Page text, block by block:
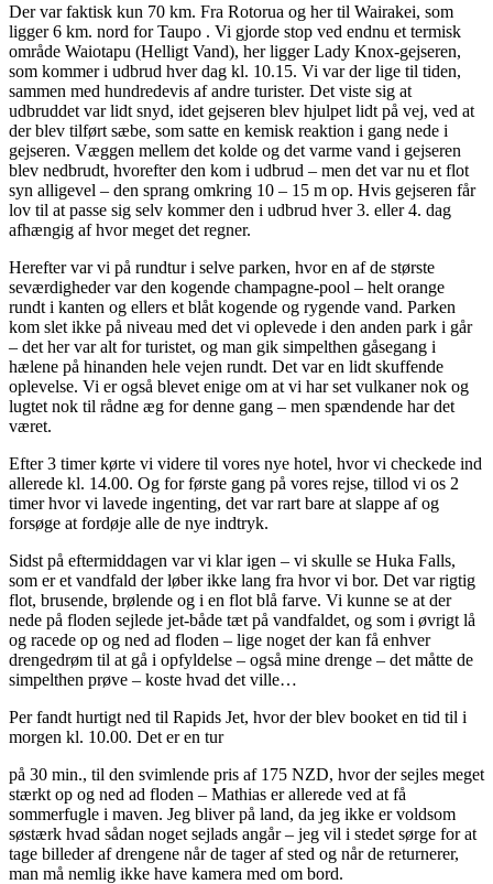
Der var faktisk kun 70 km. Fra Rotorua og her til Wairakei, som
ligger 6 km. nord for Taupo . Vi gjorde stop ved endnu et termisk
område Waiotapu (Helligt Vand), her ligger Lady Knox-gejseren,
som kommer i udbrud hver dag kl. 10.15. Vi var der lige til tiden,
sammen med hundredevis af andre turister. Det viste sig at
udbruddet var lidt snyd, idet gejseren blev hjulpet lidt på vej, ved at
der blev tilført sæbe, som satte en kemisk reaktion i gang nede i
gejseren. Væggen mellem det kolde og det varme vand i gejseren
blev nedbrudt, hvorefter den kom i udbrud – men det var nu et flot
syn alligevel – den sprang omkring 10 – 15 m op. Hvis gejseren får
lov til at passe sig selv kommer den i udbrud hver 3. eller 4. dag
afhængig af hvor meget det regner.
Herefter var vi på rundtur i selve parken, hvor en af de største
seværdigheder var den kogende champagne-pool – helt orange
rundt i kanten og ellers et blåt kogende og rygende vand. Parken
kom slet ikke på niveau med det vi oplevede i den anden park i går
– det her var alt for turistet, og man gik simpelthen gåsegang i
hælene på hinanden hele vejen rundt. Det var en lidt skuffende
oplevelse. Vi er også blevet enige om at vi har set vulkaner nok og
lugtet nok til rådne æg for denne gang – men spændende har det
været.
Efter 3 timer kørte vi videre til vores nye hotel, hvor vi checkede ind
allerede kl. 14.00. Og for første gang på vores rejse, tillod vi os 2
timer hvor vi lavede ingenting, det var rart bare at slappe af og
forsøge at fordøje alle de nye indtryk.
Sidst på eftermiddagen var vi klar igen – vi skulle se Huka Falls,
som er et vandfald der løber ikke lang fra hvor vi bor. Det var rigtig
flot, brusende, brølende og i en flot blå farve. Vi kunne se at der
nede på floden sejlede jet-både tæt på vandfaldet, og som i øvrigt lå
og racede op og ned ad floden – lige noget der kan få enhver
drengedrøm til at gå i opfyldelse – også mine drenge – det måtte de
simpelthen prøve – koste hvad det ville…
Per fandt hurtigt ned til Rapids Jet, hvor der blev booket en tid til i
morgen kl. 10.00. Det er en tur
på 30 min., til den svimlende pris af 175 NZD, hvor der sejles meget
stærkt op og ned ad floden – Mathias er allerede ved at få
sommerfugle i maven. Jeg bliver på land, da jeg ikke er voldsom
søstærk hvad sådan noget sejlads angår – jeg vil i stedet sørge for at
tage billeder af drengene når de tager af sted og når de returnerer,
man må nemlig ikke have kamera med om bord.